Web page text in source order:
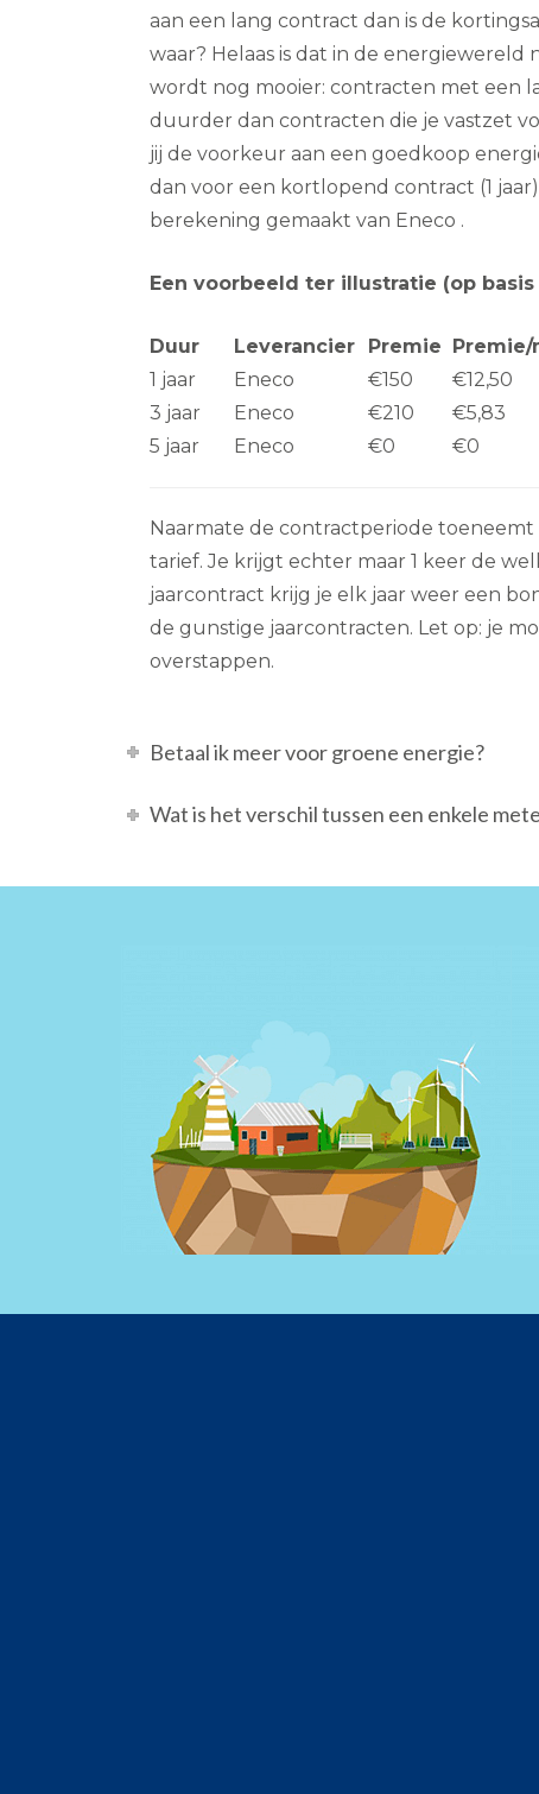
aan een lang contract dan is de
waar? Helaas is dat in de energiewereld
wordt nog mooier: contracten met een
duurder dan contracten die je vastzet
jij de voorkeur aan een goedkoop
dan voor een kortlopend contract (1
berekening gemaakt van Eneco .
Een voorbeeld ter illustratie (op
Duur Leverancier Premie Premie/
1 jaar
Eneco €150 €12,50
3 jaar
Eneco €210 €5,83
5 jaar
Eneco €0 €0
Naarmate de contractperiode
tarief. Je krijgt echter maar 1 keer de
jaarcontract krijg je elk jaar weer een
de gunstige jaarcontracten. Let op: je
overstappen.
Betaal ik meer voor groene energie?
Wat is het verschil tussen een enkele